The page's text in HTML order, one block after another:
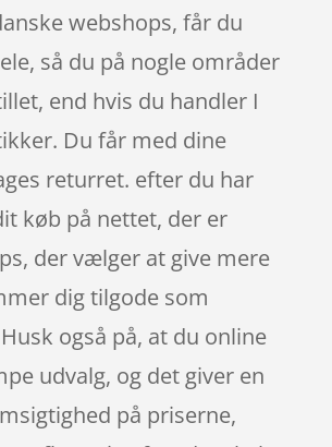
webshops, får du
så du på nogle områder
end hvis du handler I
Du får med dine
returret. efter du har
køb på nettet, der er
der vælger at give mere
dig tilgode som
også på, at du online
udvalg, og det giver en
på priserne,